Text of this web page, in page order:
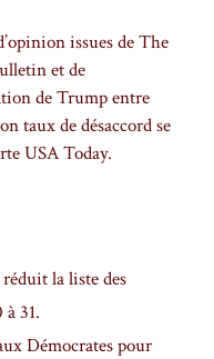
issues de The
et de
de Trump entre
taux de désaccord se
USA Today.
la liste des
31.
Démocrates pour